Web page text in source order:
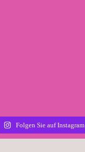
Folgen Sie auf Instagram